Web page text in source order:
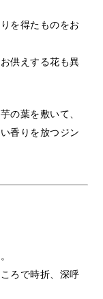
を得たものをお
供えする花も異
の葉を敷いて、
香りを放つジン
ろで時折、深呼